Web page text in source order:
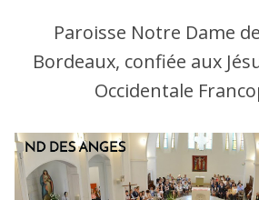
Paroisse Notre Dame
Bordeaux, confiée aux
Occidentale